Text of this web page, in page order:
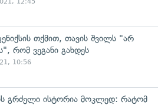
თქმით, თავის შვილს "არ
რომ ვეგანი გახდეს
10:56
გრძელი ისტორია მოკლედ: რატომ